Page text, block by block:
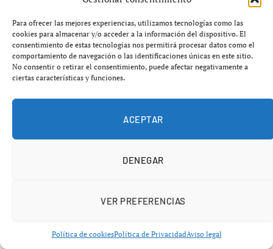
Para ofrecer las mejores experiencias, utilizamos tecnologías como las
cookies para almacenar y/o acceder a la información del dispositivo. El
consentimiento de estas tecnologías nos permitirá procesar datos como el
comportamiento de navegación o las identificaciones únicas en este sitio.
No consentir o retirar el consentimiento, puede afectar negativamente a
ciertas características y funciones.
ACEPTAR
DENEGAR
VER PREFERENCIAS
Política de cookiesPolítica de PrivacidadAviso legal
humanas podría cambiar lo que sabemos sobre nuestra
Un bebé de hace más de50 000 añosestá obligando a